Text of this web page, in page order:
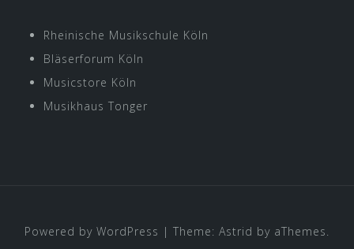
Rheinische Musikschule Köln
Bläserforum Köln
Musicstore Köln
Musikhaus Tonger
Powered by WordPress | Theme: Astrid by aThemes.